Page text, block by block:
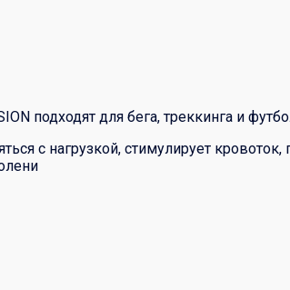
подходят для бега, треккинга и
с нагрузкой, стимулирует кровоток,